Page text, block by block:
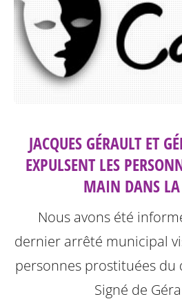
JACQUES GÉRAULT ET
EXPULSENT LES
MAIN DANS
Nous avons été
dernier arrêté municipal
personnes prostituées du
Signé de